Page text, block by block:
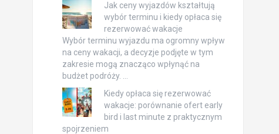
Jak ceny wyjazdów kształtują
wybór terminu i kiedy opłaca się
rezerwować wakacje
Wybór terminu wyjazdu ma ogromny wpływ
na ceny wakacji, a decyzje podjęte w tym
zakresie mogą znacząco wpłynąć na
budżet podróży. …
Kiedy opłaca się rezerwować
wakacje: porównanie ofert early
bird i last minute z praktycznym
spojrzeniem